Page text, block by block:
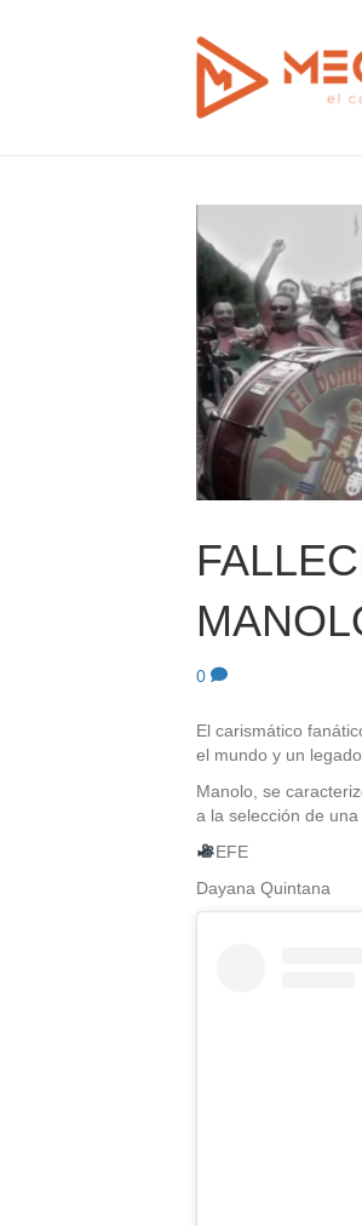
0
El carismático
el mundo y un
Manolo, se
a la selección de
EFE
Dayana Quintana